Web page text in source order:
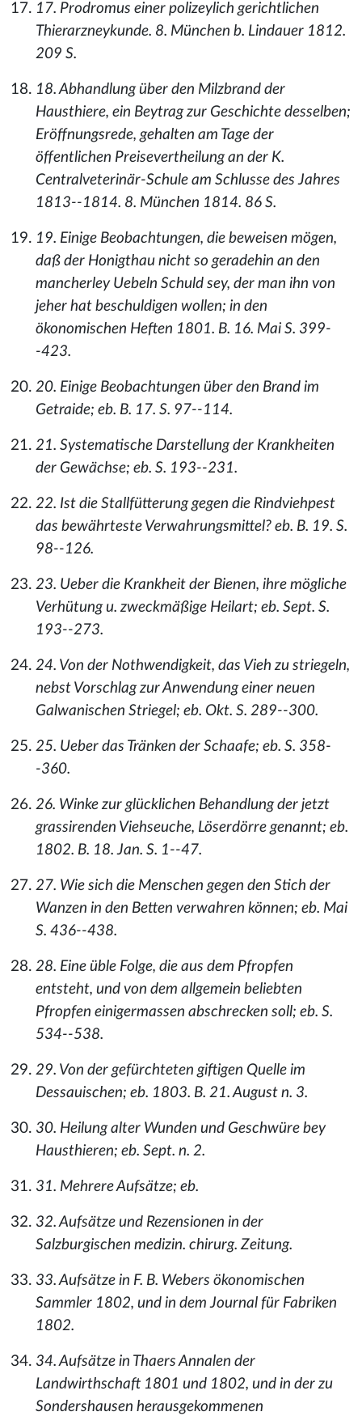
17. Prodromus einer polizeylich gerichtlichen
Thierarzneykunde. 8. München b. Lindauer 1812.
209 S.
18. Abhandlung über den Milzbrand der
Hausthiere, ein Beytrag zur Geschichte desselben;
Eröffnungsrede, gehalten am Tage der
öffentlichen Preisevertheilung an der K.
Centralveterinär-Schule am Schlusse des Jahres
1813--1814. 8. München 1814. 86 S.
19. Einige Beobachtungen, die beweisen mögen,
daß der Honigthau nicht so geradehin an den
mancherley Uebeln Schuld sey, der man ihn von
jeher hat beschuldigen wollen; in den
ökonomischen Heften 1801. B. 16. Mai S. 399-
-423.
20. Einige Beobachtungen über den Brand im
Getraide; eb. B. 17. S. 97--114.
21. Systematische Darstellung der Krankheiten
der Gewächse; eb. S. 193--231.
22. Ist die Stallfütterung gegen die Rindviehpest
das bewährteste Verwahrungsmittel? eb. B. 19. S.
98--126.
23. Ueber die Krankheit der Bienen, ihre mögliche
Verhütung u. zweckmäßige Heilart; eb. Sept. S.
193--273.
24. Von der Nothwendigkeit, das Vieh zu striegeln,
nebst Vorschlag zur Anwendung einer neuen
Galwanischen Striegel; eb. Okt. S. 289--300.
25. Ueber das Tränken der Schaafe; eb. S. 358-
-360.
26. Winke zur glücklichen Behandlung der jetzt
grassirenden Viehseuche, Löserdörre genannt; eb.
1802. B. 18. Jan. S. 1--47.
27. Wie sich die Menschen gegen den Stich der
Wanzen in den Betten verwahren können; eb. Mai
S. 436--438.
28. Eine üble Folge, die aus dem Pfropfen
entsteht, und von dem allgemein beliebten
Pfropfen einigermassen abschrecken soll; eb. S.
534--538.
29. Von der gefürchteten giftigen Quelle im
Dessauischen; eb. 1803. B. 21. August n. 3.
30. Heilung alter Wunden und Geschwüre bey
Hausthieren; eb. Sept. n. 2.
31. Mehrere Aufsätze; eb.
32. Aufsätze und Rezensionen in der
Salzburgischen medizin. chirurg. Zeitung.
33. Aufsätze in F. B. Webers ökonomischen
Sammler 1802, und in dem Journal für Fabriken
1802.
34. Aufsätze in Thaers Annalen der
Landwirthschaft 1801 und 1802, und in der zu
Sondershausen herausgekommenen